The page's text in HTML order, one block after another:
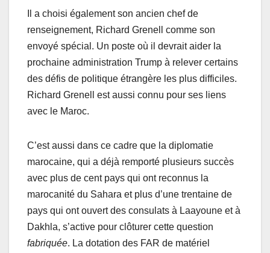
Il a choisi également son ancien chef de
renseignement, Richard Grenell comme son
envoyé spécial. Un poste où il devrait aider la
prochaine administration Trump à relever certains
des défis de politique étrangère les plus difficiles.
Richard Grenell est aussi connu pour ses liens
avec le Maroc.
C’est aussi dans ce cadre que la diplomatie
marocaine, qui a déjà remporté plusieurs succès
avec plus de cent pays qui ont reconnus la
marocanité du Sahara et plus d’une trentaine de
pays qui ont ouvert des consulats à Laayoune et à
Dakhla, s’active pour clôturer cette question
fabriquée. La dotation des FAR de matériel